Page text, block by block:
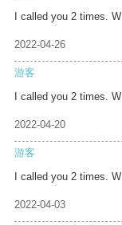
I called you 2 times. W
2022-04-26
游客
I called you 2 times. W
2022-04-20
游客
I called you 2 times. W
2022-04-03